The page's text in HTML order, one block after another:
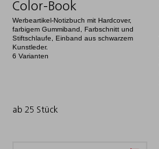
Color-Book
Werbeartikel-Notizbuch mit Hardcover,
farbigem Gummiband, Farbschnitt und
Stiftschlaufe, Einband aus schwarzem
Kunstleder.
6 Varianten
ab 25 Stück